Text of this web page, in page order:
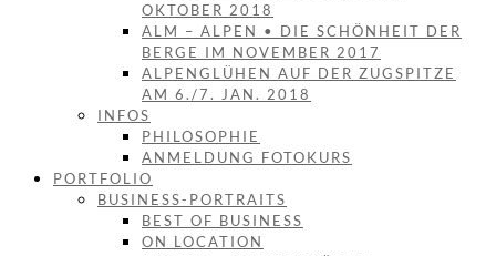
OKTOBER 2018
ALM – ALPEN • DIE SCHÖNHEIT DER
BERGE IM NOVEMBER 2017
ALPENGLÜHEN AUF DER ZUGSPITZE
AM 6./7. JAN. 2018
INFOS
PHILOSOPHIE
ANMELDUNG FOTOKURS
PORTFOLIO
BUSINESS-PORTRAITS
BEST OF BUSINESS
ON LOCATION